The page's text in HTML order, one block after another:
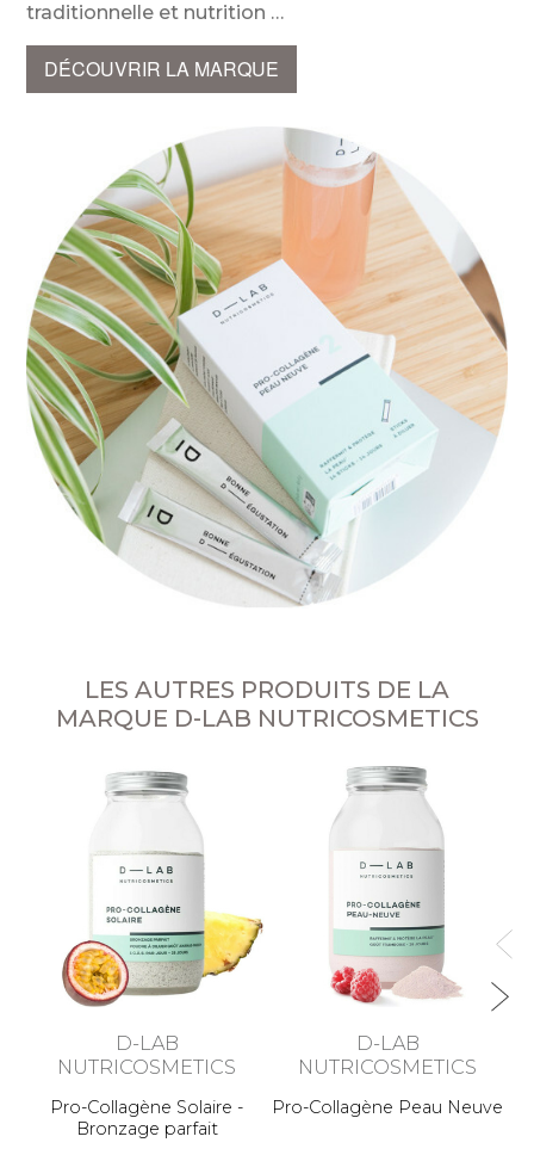
traditionnelle et nutrition
DÉCOUVRIR LA MARQUE
LES AUTRES PRODUITS DE LA
MARQUE D-LAB NUTRICOSMETICS
D-LAB
NUTRICOSMETICS
Pro-Collagène Solaire -
Bronzage parfait
D-LAB
NUTRICOSMETICS
Pro-Collagène Peau Neuve